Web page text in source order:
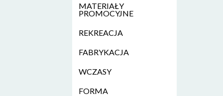
MATERIAŁY
PROMOCYJNE
REKREACJA
FABRYKACJA
WCZASY
FORMA